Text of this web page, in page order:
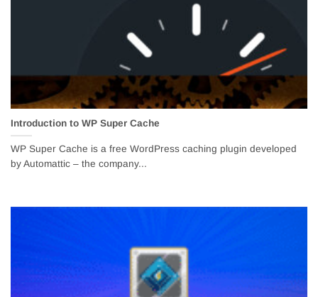
Introduction to WP Super Cache
WP Super Cache is a free WordPress caching plugin developed
by Automattic – the company...